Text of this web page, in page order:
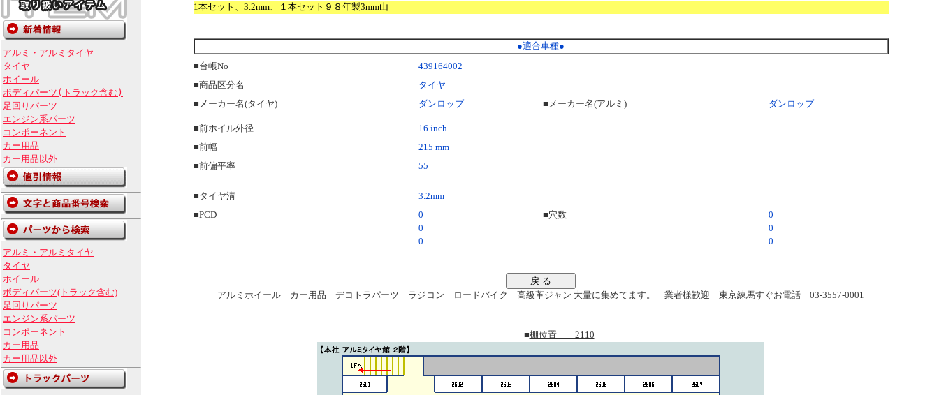
アルミ・アルミタイヤ
タイヤ
ホイール
ボディパーツ(トラック含む)
足回りパーツ
エンジン系パーツ
コンポーネント
カー用品
カー用品以外
アルミ・アルミタイヤ
タイヤ
ホイール
ボディパーツ(トラック含む)
足回りパーツ
エンジン系パーツ
コンポーネント
カー用品
カー用品以外
1本セット、3.2mm、１本セット９８年製3mm山
●適合車種●
■台帳No
439164002
■商品区分名
タイヤ
■メーカー名(タイヤ)
ダンロップ ■メーカー名(アルミ) ダンロップ
■前ホイル外径
16 inch
■前幅
215 mm
■前偏平率
55
■タイヤ溝
3.2mm
■PCD
0
0
0
■穴数
0
0
0
戻 る
アルミホイール カー用品 デコトラパーツ ラジコン ロードバイク 高級革ジャン 大量に集めてます。 業者様歓迎 東京練馬すぐお電話 03-3557-0001
■棚位置 2110